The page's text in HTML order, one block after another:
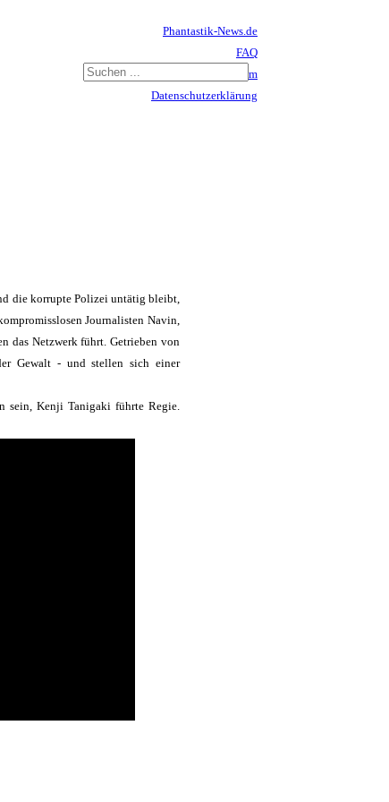
Phantastik-News.de
FAQ
Impressum
Datenschutzerklärung
die korrupte Polizei untätig bleibt,
Journalisten Navin,
das Netzwerk führt. Getrieben von
Gewalt - und stellen sich einer
sein, Kenji Tanigaki führte Regie.